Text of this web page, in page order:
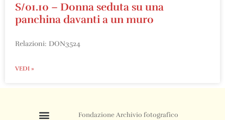
S/01.10 – Donna seduta su una
panchina davanti a un muro
Relazioni: DON3524
VEDI »
Fondazione Archivio fotografico